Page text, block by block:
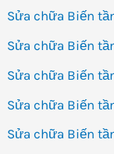
Sửa chữa Biến
Sửa chữa Biến
Sửa chữa Biến
Sửa chữa Biến
Sửa chữa Biến